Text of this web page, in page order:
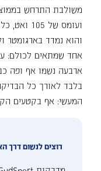
ועומס של
והוא נמדד בארגומטר
אחד שמתאים לכולם:
ארבעה נשמו אף ופה
בלבד לאורך כל
המעשי: אף בקטעים
רוצים לנשום דרך